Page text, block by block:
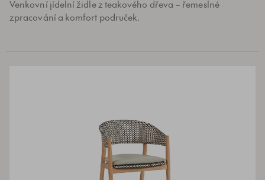
Venkovní jídelní židle z teakového dřeva – řemeslné
zpracování a komfort područek.